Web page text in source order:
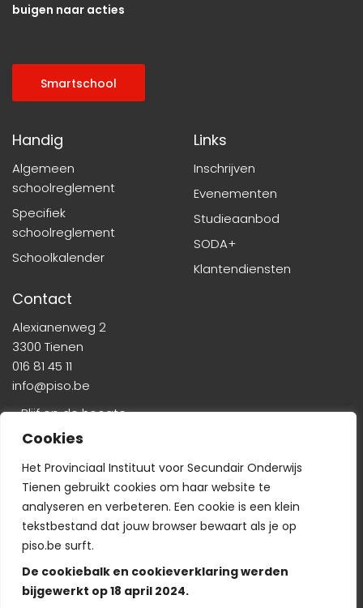
Cookies
Het Provinciaal Instituut voor Secundair Onderwijs
Tienen gebruikt cookies om haar website te
analyseren en verbeteren. Een cookie is een klein
tekstbestand dat jouw browser bewaart als je op
piso.be surft.
De cookiebalk en cookieverklaring werden
bijgewerkt op 18 april 2024.
buigen naar acties
Smartschool
Handig
Algemeen
schoolreglement
Specifiek
schoolreglement
Schoolkalender
Links
Inschrijven
Evenementen
Studieaanbod
SODA+
Klantendiensten
Contact
Alexianenweg 2
3300 Tienen
016 81 45 11
info@piso.be
» Blijf op de hoogte
Veelgestelde vragen